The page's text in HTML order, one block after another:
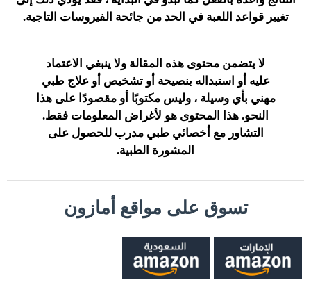
تغيير قواعد اللعبة في الحد من جائحة الفيروسات التاجية.
لا يتضمن محتوى هذه المقالة ولا ينبغي الاعتماد
عليه أو استبداله بنصيحة أو تشخيص أو علاج طبي
مهني بأي وسيلة ، وليس مكتوبًا أو مقصودًا على هذا
النحو. هذا المحتوى هو لأغراض المعلومات فقط.
التشاور مع أخصائي طبي مدرب للحصول على
المشورة الطبية.
تسوق على مواقع أمازون